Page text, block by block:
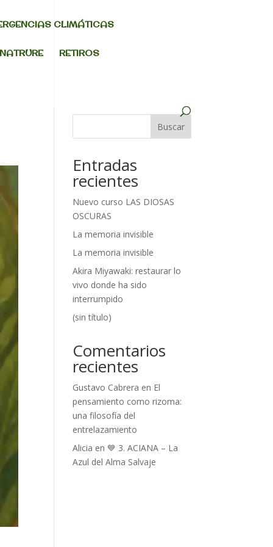
CLIMÁTICAS
RETIROS
Buscar
Entradas
recientes
Nuevo curso LAS DIOSAS
OSCURAS
La memoria invisible
La memoria invisible
Akira Miyawaki: restaurar lo
vivo donde ha sido
interrumpido
(sin título)
Comentarios
recientes
Gustavo Cabrera en El
pensamiento como rizoma:
una filosofía del
entrelazamiento
Alicia en 💙 3. ACIANA – La
Azul del Alma Salvaje